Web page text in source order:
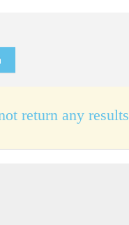
return any results